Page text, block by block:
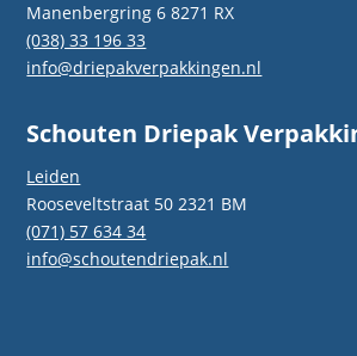
Manenbergring 6 8271 RX
(038) 33 196 33
info@driepakverpakkingen.nl
Schouten Driepak
Leiden
Rooseveltstraat 50 2321 BM
(071) 57 634 34
info@schoutendriepak.nl